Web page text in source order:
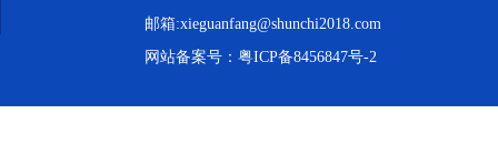
邮箱:xieguanfang@shunchi2018.com
网站备案号： 粤ICP备8456847号-2